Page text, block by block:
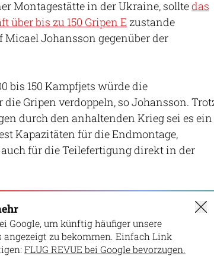
Montagestätte in der Ukraine, solltedas
über bis zu 150 Gripen E zustande
Johansson gegenüber der
bis 150 Kampfjets würde die
Gripen verdoppeln, so Johansson.
durch den anhaltenden Krieg sei es ein
Kapazitäten für die Endmontage,
für die Teilefertigung direkt in der
Google, um künftig häufiger unsere
zu bekommen. Einfach Link
FLUG REVUE bei Google bevorzugen.